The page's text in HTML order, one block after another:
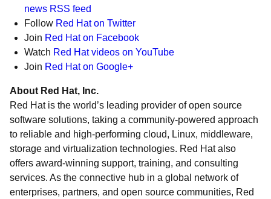
news RSS feed
Follow Red Hat on Twitter
Join Red Hat on Facebook
Watch Red Hat videos on YouTube
Join Red Hat on Google+
About Red Hat, Inc.
Red Hat is the world’s leading provider of open source
software solutions, taking a community-powered approach
to reliable and high-performing cloud, Linux, middleware,
storage and virtualization technologies. Red Hat also
offers award-winning support, training, and consulting
services. As the connective hub in a global network of
enterprises, partners, and open source communities, Red